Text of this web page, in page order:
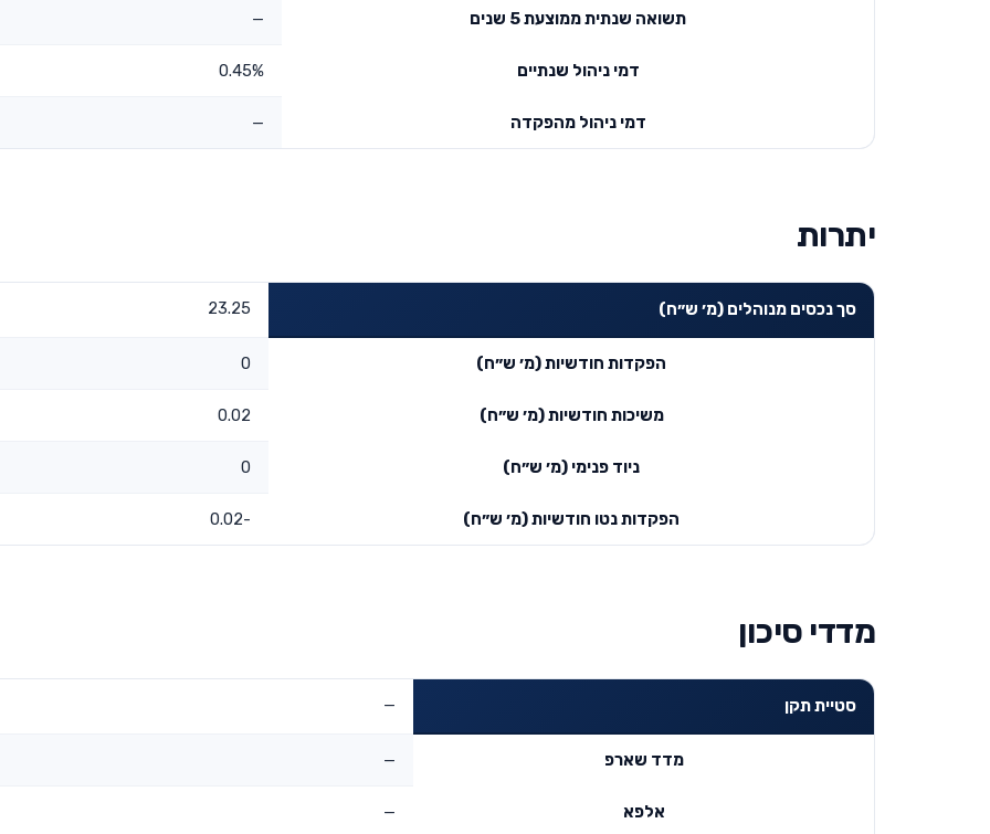
תשואה שנתית ממוצעת 5 שנים —
דמי ניהול שנתיים 0.45%
דמי ניהול מהפקדה —
יתרות
סך נכסים מנוהלים (מ׳ ש״ח) 23.25
הפקדות חודשיות (מ׳ ש״ח) 0
משיכות חודשיות (מ׳ ש״ח) 0.02
ניוד פנימי (מ׳ ש״ח) 0
הפקדות נטו חודשיות (מ׳ ש״ח) -0.02
מדדי סיכון
סטיית תקן —
מדד שארפ —
אלפא —